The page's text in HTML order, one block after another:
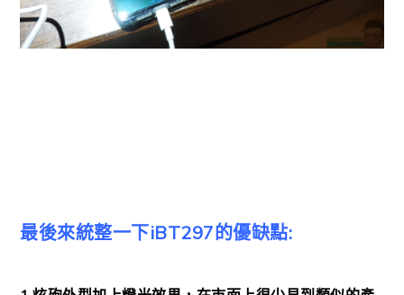
最後來統整一下iBT297的優缺點: